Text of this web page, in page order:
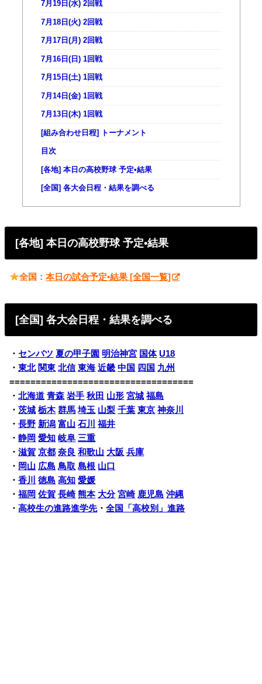
7月19日(水) 2回戦
7月18日(火) 2回戦
7月17日(月) 2回戦
7月16日(日) 1回戦
7月15日(土) 1回戦
7月14日(金) 1回戦
7月13日(木) 1回戦
[組み合わせ日程] トーナメント
目次
[各地] 本日の高校野球 予定•結果
[全国] 各大会日程・結果を調べる
[各地] 本日の高校野球 予定•結果
全国：本日の試合予定•結果 [全国一覧]
[全国] 各大会日程・結果を調べる
・ センバツ 夏の甲子園 明治神宮 国体 U18
・東北 関東 北信 東海 近畿 中国 四国 九州
===================================
・北海道 青森 岩手 秋田 山形 宮城 福島
・茨城 栃木 群馬 埼玉 山梨 千葉 東京 神奈川
・長野 新潟 富山 石川
福井
・静岡 愛知 岐阜 三重
・滋賀 京都 奈良 和歌山 大阪 兵庫
・ 岡山 広島 鳥取 島根 山口
・香川 徳島 高知 愛媛
・福岡 佐賀 長崎 熊本 大分 宮崎 鹿児島 沖縄
・高校生の進路進学先・全国「高校別」進路